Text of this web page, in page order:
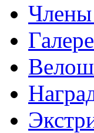
Члены